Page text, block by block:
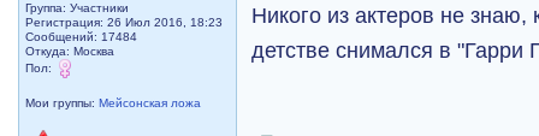
Группа: Участники
Регистрация: 26 Июл 2016, 18:23
Сообщений: 17484
Откуда: Москва
Пол:
Мои группы:Мейсонская ложа
Никого из актеров не
детстве снимался в "Гарри